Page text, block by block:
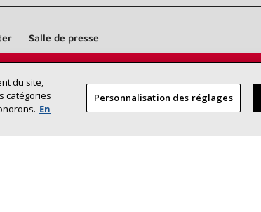
près
DÉPOSITAIRES
Salle de presse
du site,
catégories
En
Personnalisation des réglages